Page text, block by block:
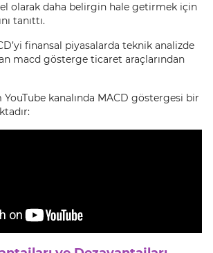
olarak daha belirgin hale getirmek için
tanıttı.
finansal piyasalarda teknik analizde
macd gösterge ticaret araçlarından
kanalında MACD göstergesi bir